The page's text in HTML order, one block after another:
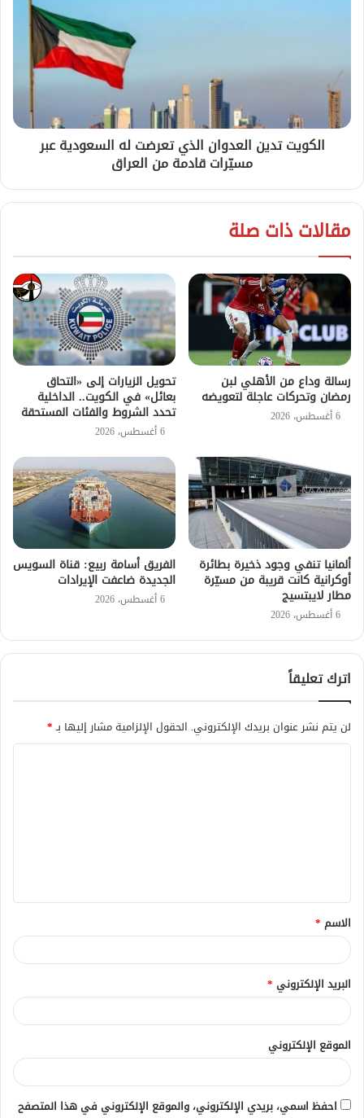
الكويت تدين العدوان الذي تعرضت له السعودية عبر
مسيّرات قادمة من العراق
مقالات ذات صلة
رسالة وداع من الأهلي لبن
رمضان وتحركات عاجلة لتعويضه
6 أغسطس، 2026
تحويل الزيارات إلى «التحاق
بعائل» في الكويت.. الداخلية
تحدد الشروط والفئات المستحقة
6 أغسطس، 2026
ألمانيا تنفي وجود ذخيرة بطائرة
أوكرانية كانت قريبة من مسيّرة
مطار لايبتسيج
6 أغسطس، 2026
الفريق أسامة ربيع: قناة السويس
الجديدة ضاعفت الإيرادات
6 أغسطس، 2026
اترك تعليقاً
لن يتم نشر عنوان بريدك الإلكتروني. الحقول الإلزامية مشار إليها بـ*
ق
*
الاسم *
البريد الإلكتروني *
الموقع الإلكتروني
احفظ اسمي، بريدي الإلكتروني، والموقع الإلكتروني في هذا المتصفح